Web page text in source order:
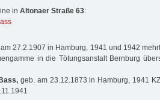
in Altonaer Straße 63:
27.2.1907 in Hamburg, 1941 und 1942
in die Tötungsanstalt Bernburg
geb. am 23.12.1873 in Hamburg, 1941